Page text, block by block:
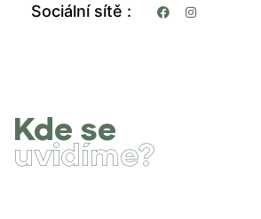
Sociální sítě
Kde se
uvidíme?